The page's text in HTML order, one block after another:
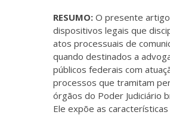
RESUMO: O presente
dispositivos legais que
atos processuais de
quando destinados a
públicos federais com
processos que tramitam
órgãos do Poder Judiciário
Ele expõe as características